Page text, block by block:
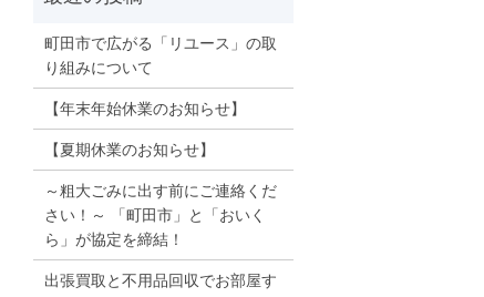
町田市で広がる「リユース」の取
り組みについて
【年末年始休業のお知らせ】
【夏期休業のお知らせ】
～粗大ごみに出す前にご連絡くだ
さい！～ 「町田市」と「おいく
ら」が協定を締結！
出張買取と不用品回収でお部屋す